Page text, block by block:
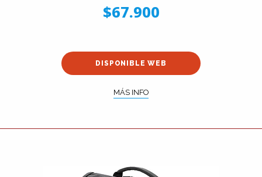
$67.900
DISPONIBLE WEB
MÁS INFO